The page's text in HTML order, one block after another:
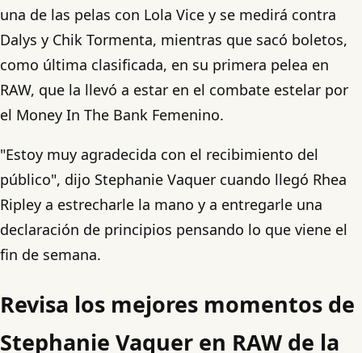
una de las pelas con Lola Vice y se medirá contra
Dalys y Chik Tormenta, mientras que sacó boletos,
como última clasificada, en su primera pelea en
RAW, que la llevó a estar en el combate estelar por
el Money In The Bank Femenino.
"Estoy muy agradecida con el recibimiento del
público", dijo Stephanie Vaquer cuando llegó Rhea
Ripley a estrecharle la mano y a entregarle una
declaración de principios pensando lo que viene el
fin de semana.
Revisa los mejores momentos de
Stephanie Vaquer en RAW de la